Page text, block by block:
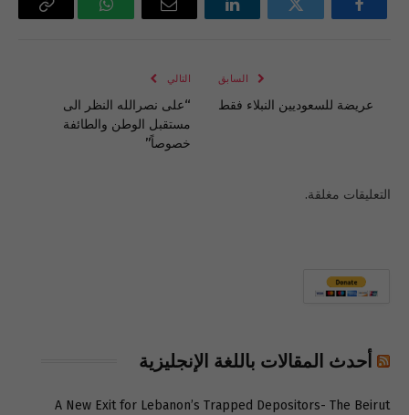
فيسبوك تويتر لينكدإن
البريد
واتساب Copy
السابق
عريضة للسعوديين النبلاء فقط
التالي
“على نصرالله النظر الى
مستقبل الوطن والطائفة
خصوصاً”
التعليقات مغلقة.
أحدث المقالات باللغة الإنجليزية
A New Exit for Lebanon’s Trapped Depositors- The Beirut